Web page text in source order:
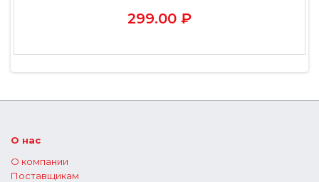
299.00 ₽
О нас
О компании
Поставщикам